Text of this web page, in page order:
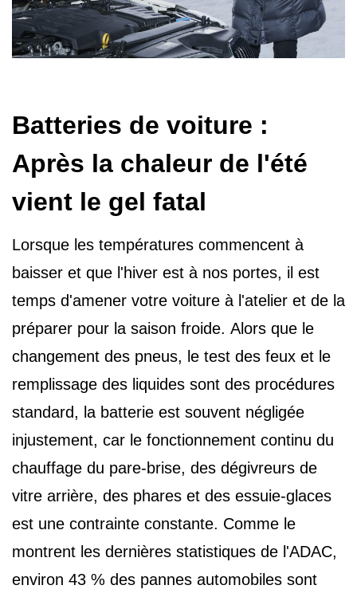
Batteries de voiture :
Après la chaleur de l'été
vient le gel fatal
Lorsque les températures commencent à
baisser et que l'hiver est à nos portes, il est
temps d'amener votre voiture à l'atelier et de la
préparer pour la saison froide. Alors que le
changement des pneus, le test des feux et le
remplissage des liquides sont des procédures
standard, la batterie est souvent négligée
injustement, car le fonctionnement continu du
chauffage du pare-brise, des dégivreurs de
vitre arrière, des phares et des essuie-glaces
est une contrainte constante. Comme le
montrent les dernières statistiques de l'ADAC,
environ 43 % des pannes automobiles sont